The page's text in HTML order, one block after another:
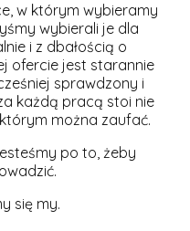
w którym wybieramy
wybierali je dla
i z dbałością o
ofercie jest starannie
sprawdzony i
każdą pracą stoi nie
można zaufać.
po to, żeby
się my.